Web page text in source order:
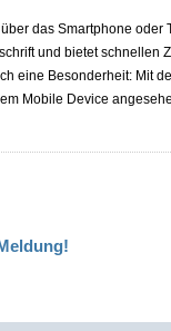
das Smartphone oder
und bietet schnellen
eine Besonderheit: Mit
Mobile Device